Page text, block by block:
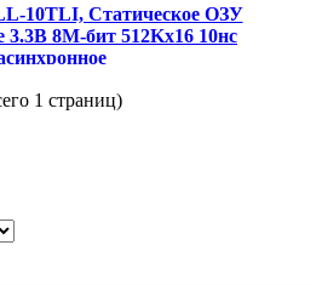
10TLI, Статическое ОЗУ
3.3В 8М-бит 512Kx16 10нс
1 страниц)